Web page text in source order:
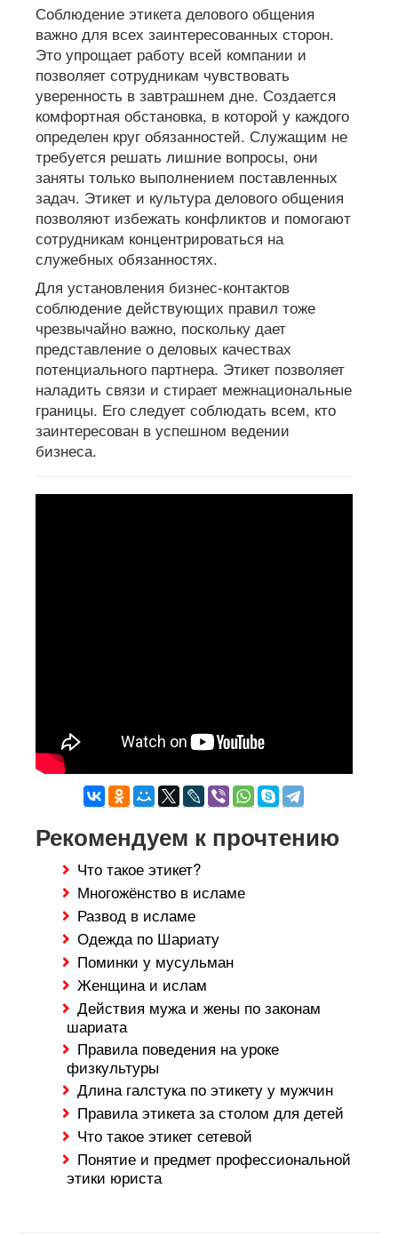
Соблюдение этикета делового общения
важно для всех заинтересованных сторон.
Это упрощает работу всей компании и
позволяет сотрудникам чувствовать
уверенность в завтрашнем дне. Создается
комфортная обстановка, в которой у каждого
определен круг обязанностей. Служащим не
требуется решать лишние вопросы, они
заняты только выполнением поставленных
задач. Этикет и культура делового общения
позволяют избежать конфликтов и помогают
сотрудникам концентрироваться на
служебных обязанностях.
Для установления бизнес-контактов
соблюдение действующих правил тоже
чрезвычайно важно, поскольку дает
представление о деловых качествах
потенциального партнера. Этикет позволяет
наладить связи и стирает межнациональные
границы. Его следует соблюдать всем, кто
заинтересован в успешном ведении
бизнеса.
Рекомендуем к прочтению
Что такое этикет?
Многожёнство в исламе
Развод в исламе
Одежда по Шариату
Поминки у мусульман
Женщина и ислам
Действия мужа и жены по законам
шариата
Правила поведения на уроке
физкультуры
Длина галстука по этикету у мужчин
Правила этикета за столом для детей
Что такое этикет сетевой
Понятие и предмет профессиональной
этики юриста